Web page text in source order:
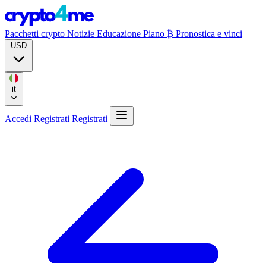
Pacchetti crypto Notizie Educazione Piano ₿ Pronostica e vinci
Accedi Registrati Registrati